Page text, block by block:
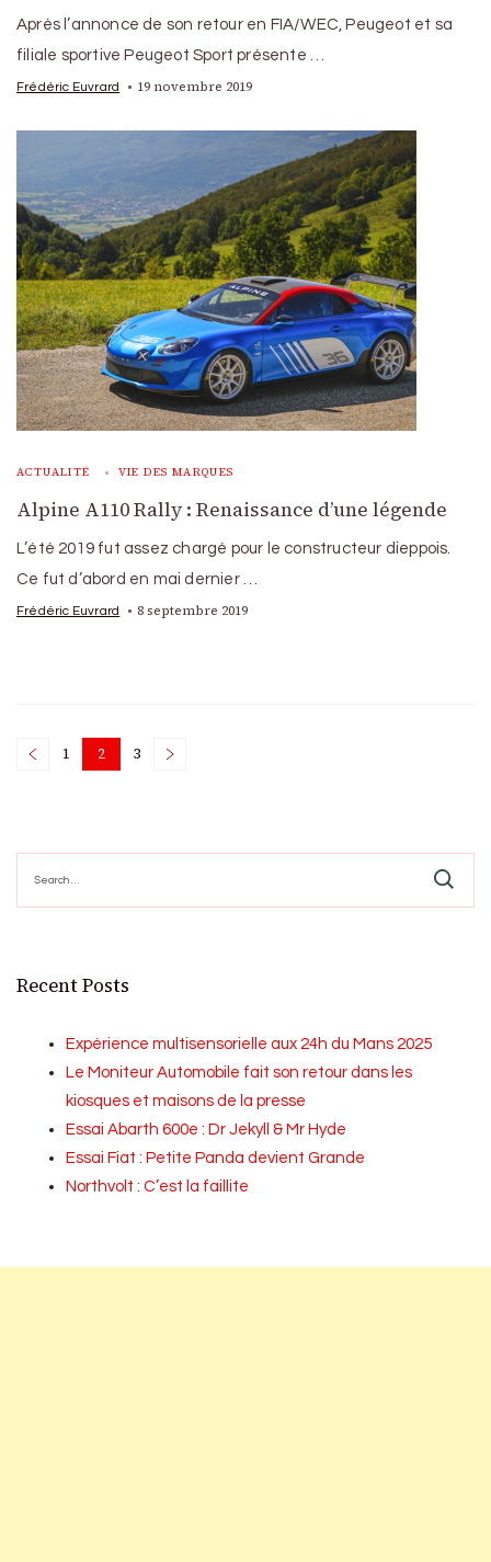
Après l’annonce de son retour en FIA/WEC, Peugeot et sa
filiale sportive Peugeot Sport présente …
Frédéric Euvrard 19 novembre 2019
ACTUALITÉ VIE DES MARQUES
Alpine A110 Rally : Renaissance d’une légende
L’été 2019 fut assez chargé pour le constructeur dieppois.
Ce fut d’abord en mai dernier …
Frédéric Euvrard 8 septembre 2019
Posts
Page
1 Page
2 Page
3
for:
Recent Posts
Expérience multisensorielle aux 24h du Mans 2025
Le Moniteur Automobile fait son retour dans les
kiosques et maisons de la presse
Essai Abarth 600e : Dr Jekyll & Mr Hyde
Essai Fiat : Petite Panda devient Grande
Northvolt : C’est la faillite